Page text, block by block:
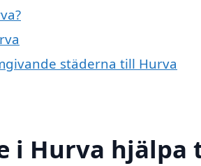
städerna till Hurva
i Hurva hjälpa